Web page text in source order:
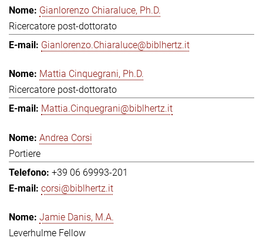
Gianlorenzo Chiaraluce, Ph.D.
Ricercatore post-dottorato
Gianlorenzo.Chiaraluce@biblhertz.it
Mattia Cinquegrani, Ph.D.
Ricercatore post-dottorato
Mattia.Cinquegrani@biblhertz.it
Andrea Corsi
Portiere
+39 06 69993-201
corsi@biblhertz.it
Jamie Danis, M.A.
Leverhulme Fellow